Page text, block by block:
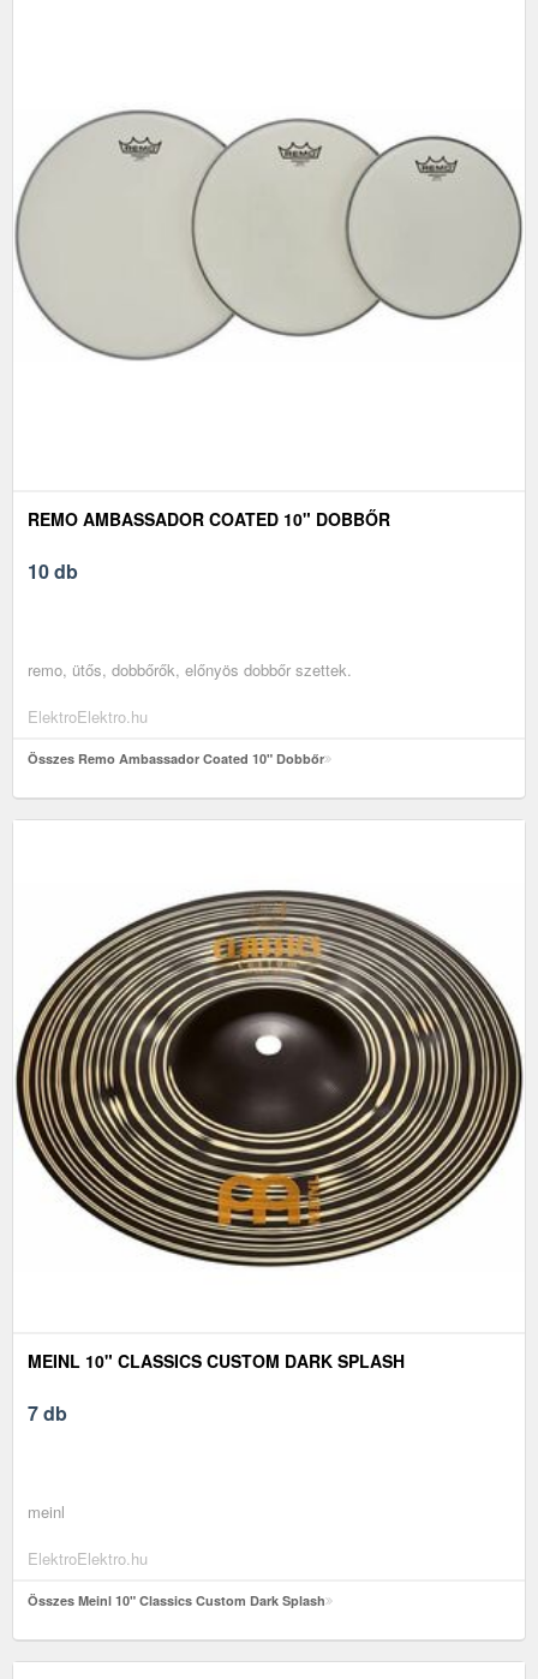
REMO AMBASSADOR COATED 10" DOBBŐR
10 db
remo, ütős, dobbőrők, előnyös dobbőr szettek.
ElektroElektro.hu
Összes Remo Ambassador Coated 10" Dobbőr
MEINL 10" CLASSICS CUSTOM DARK SPLASH
7 db
meinl
ElektroElektro.hu
Összes Meinl 10" Classics Custom Dark Splash